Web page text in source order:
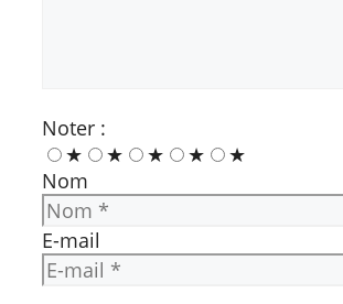
Noter :
★
★ ★ ★
★
Nom
E-mail